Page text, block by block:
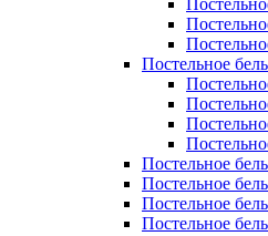
Постельное
Постельное
Постельное
Постельное
Постельное